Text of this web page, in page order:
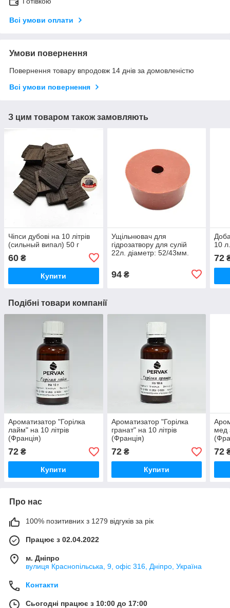
Всі умови оплати
Умови повернення
Повернення товару впродовж 14 днів за домовленістю
Всі умови повернення
З цим товаром також замовляють
Чіпси дубові на 10 літрів
(сильный випал) 50 г
60 ₴
Купити
Ущільнювач для
гідрозатвору для сулій
22л. діаметр: 52/43мм.
94₴
10
72
Подібні товари компанії
Ароматизатор "Горілка
лайм" на 10 літрів
(Франція)
72 ₴
Купити
Ароматизатор "Горілка
гранат" на 10 літрів
(Франція)
72₴
Купити
мед
72
Про нас
100% позитивних з 1279 відгуків за рік
Працює з 02.04.2022
м. Дніпро
вулиця Краснопільська, 9, офіс 316, Дніпро, Україна
Контакти
Сьогодні працює з 10:00 до 17:00